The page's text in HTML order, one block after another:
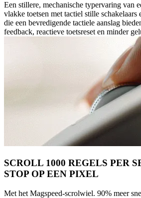
Een stillere, mechanische typervaring van
vlakke toetsen met tactiel stille schakelaars
die een bevredigende tactiele aanslag
feedback, reactieve toetsreset en minder
SCROLL 1000 REGELS PER
STOP OP EEN PIXEL
Met het Magspeed-scrolwiel. 90% meer